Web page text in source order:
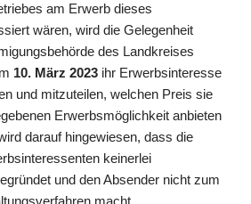
am Erwerb dieses
wären, wird die Gelegenheit
des Landkreises
10. März 2023 ihr Erwerbsinteresse
und mitzuteilen, welchen Preis sie
Erwerbsmöglichkeit anbieten
darauf hingewiesen, dass die
keinerlei
und den Absender nicht zum